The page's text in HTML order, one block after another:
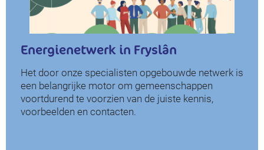
Energienetwerk in Fryslân
Het door onze specialisten opgebouwde netwerk is
een belangrijke motor om gemeenschappen
voortdurend te voorzien van de juiste kennis,
voorbeelden en contacten.